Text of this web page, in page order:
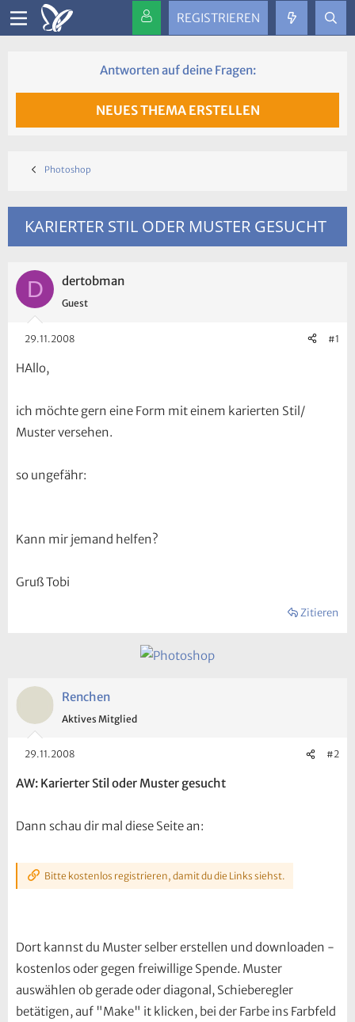
REGISTRIEREN
Antworten auf deine Fragen:
NEUES THEMA ERSTELLEN
Photoshop
KARIERTER STIL ODER MUSTER GESUCHT
D dertobman
Guest
29.11.2008 #1
HAllo,
ich möchte gern eine Form mit einem karierten Stil/
Muster versehen.
so ungefähr:
Kann mir jemand helfen?
Gruß Tobi
Zitieren
Renchen
Aktives Mitglied
29.11.2008 #2
AW: Karierter Stil oder Muster gesucht
Dann schau dir mal diese Seite an:
Bitte kostenlos registrieren, damit du die Links siehst.
Dort kannst du Muster selber erstellen und downloaden -
kostenlos oder gegen freiwillige Spende. Muster
auswählen ob gerade oder diagonal, Schieberegler
betätigen, auf "Make" it klicken, bei der Farbe ins Farbfeld